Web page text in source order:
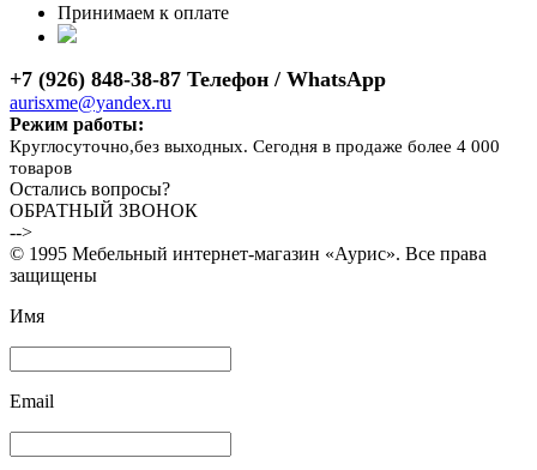
Принимаем к оплате
+7 (926) 848-38-87 Телефон / WhatsApp
aurisxme@yandex.ru
Режим работы:
Круглосуточно,без выходных. Сегодня в продаже более 4 000
товаров
Остались вопросы?
ОБРАТНЫЙ ЗВОНОК
-->
© 1995 Мебельный интернет-магазин «Аурис». Все права
защищены
Имя
Email